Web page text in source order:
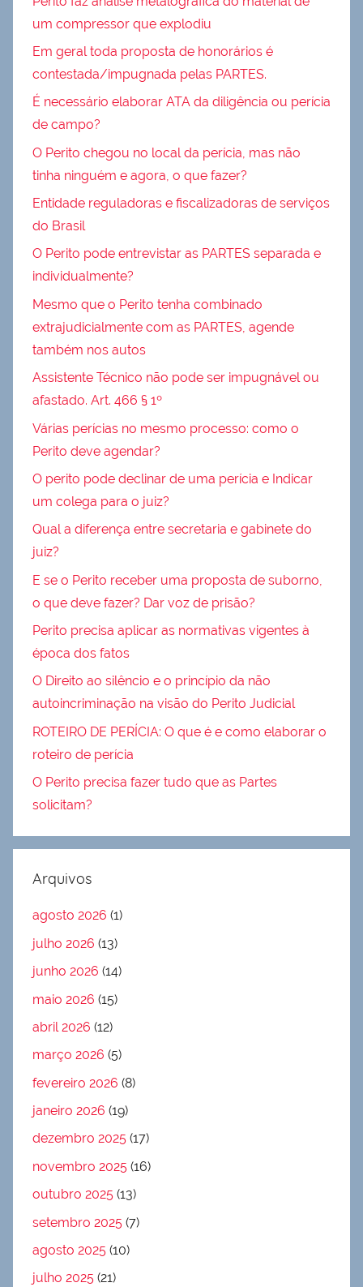
um compressor que explodiu
Em geral toda proposta de honorários é
contestada/impugnada pelas PARTES.
É necessário elaborar ATA da diligência ou perícia
de campo?
O Perito chegou no local da perícia, mas não
tinha ninguém e agora, o que fazer?
Entidade reguladoras e fiscalizadoras de serviços
do Brasil
O Perito pode entrevistar as PARTES separada e
individualmente?
Mesmo que o Perito tenha combinado
extrajudicialmente com as PARTES, agende
também nos autos
Assistente Técnico não pode ser impugnável ou
afastado. Art. 466 § 1º
Várias perícias no mesmo processo: como o
Perito deve agendar?
O perito pode declinar de uma perícia e Indicar
um colega para o juiz?
Qual a diferença entre secretaria e gabinete do
juiz?
E se o Perito receber uma proposta de suborno,
o que deve fazer? Dar voz de prisão?
Perito precisa aplicar as normativas vigentes à
época dos fatos
O Direito ao silêncio e o princípio da não
autoincriminação na visão do Perito Judicial
ROTEIRO DE PERÍCIA: O que é e como elaborar o
roteiro de perícia
O Perito precisa fazer tudo que as Partes
solicitam?
Arquivos
agosto 2026 (1)
julho 2026 (13)
junho 2026 (14)
maio 2026 (15)
abril 2026 (12)
março 2026 (5)
fevereiro 2026 (8)
janeiro 2026 (19)
dezembro 2025 (17)
novembro 2025 (16)
outubro 2025 (13)
setembro 2025 (7)
agosto 2025 (10)
julho 2025 (21)